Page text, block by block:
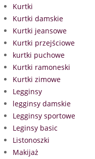
Kurtki
Kurtki damskie
Kurtki jeansowe
Kurtki przejściowe
kurtki puchowe
Kurtki ramoneski
Kurtki zimowe
Legginsy
legginsy damskie
Legginsy sportowe
Leginsy basic
Listonoszki
Makijaż